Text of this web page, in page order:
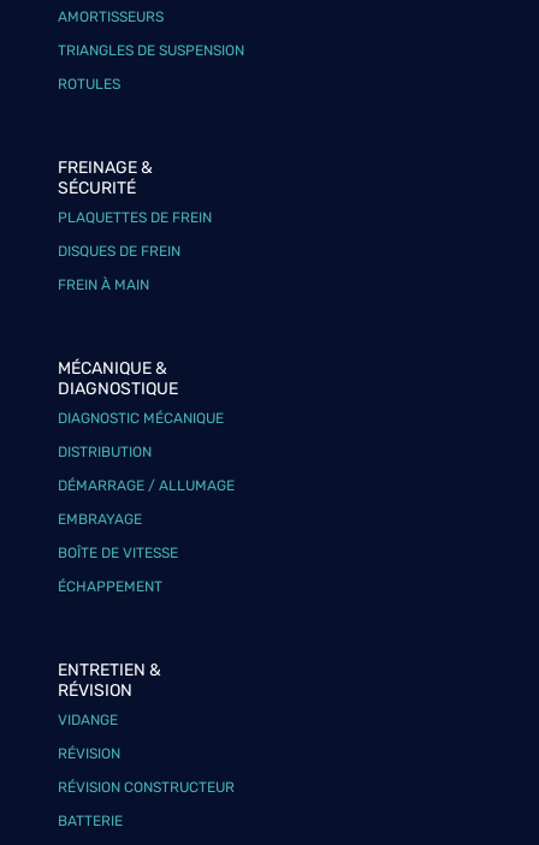
AMORTISSEURS
TRIANGLES DE SUSPENSION
ROTULES
FREINAGE &
SÉCURITÉ
PLAQUETTES DE FREIN
DISQUES DE FREIN
FREIN À MAIN
MÉCANIQUE &
DIAGNOSTIQUE
DIAGNOSTIC MÉCANIQUE
DISTRIBUTION
DÉMARRAGE / ALLUMAGE
EMBRAYAGE
BOÎTE DE VITESSE
ÉCHAPPEMENT
ENTRETIEN &
RÉVISION
VIDANGE
RÉVISION
RÉVISION CONSTRUCTEUR
BATTERIE